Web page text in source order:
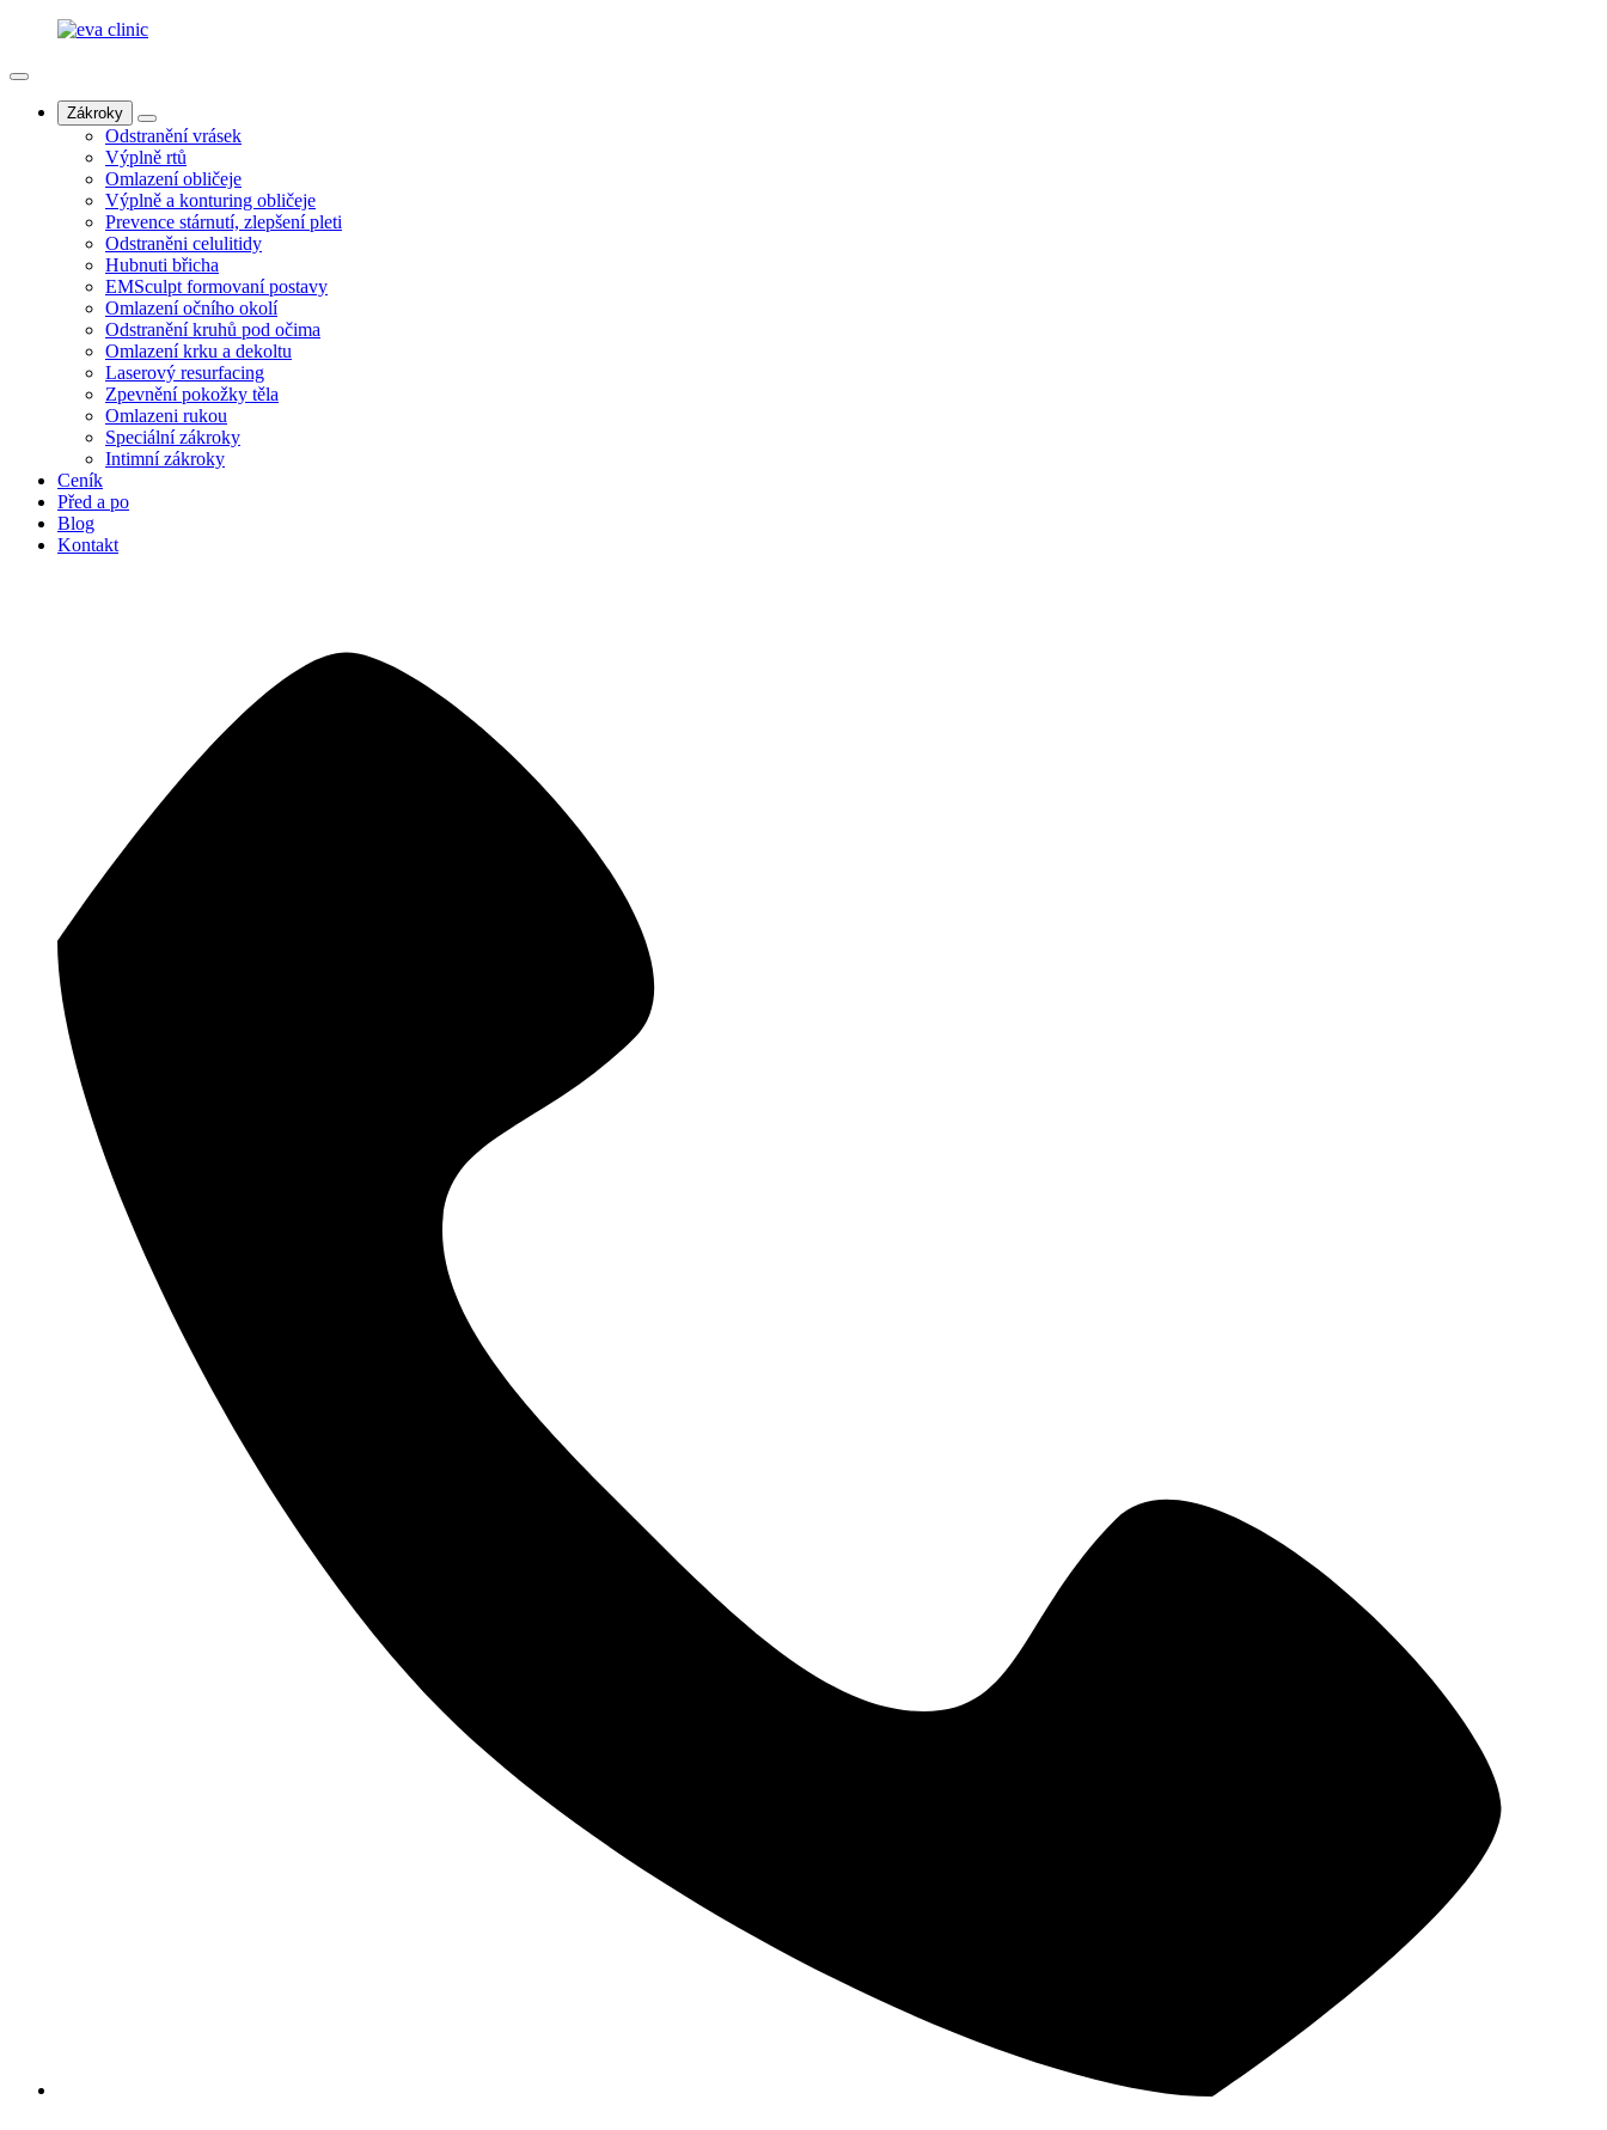
Zákroky
Odstranění vrásek
Výplně rtů
Omlazení obličeje
Výplně a konturing obličeje
Prevence stárnutí, zlepšení pleti
Odstraněni celulitidy
Hubnuti břicha
EMSculpt formovaní postavy
Omlazení očního okolí
Odstranění kruhů pod očima
Omlazení krku a dekoltu
Laserový resurfacing
Zpevnění pokožky těla
Omlazeni rukou
Speciální zákroky
Intimní zákroky
Ceník
Před a po
Blog
Kontakt